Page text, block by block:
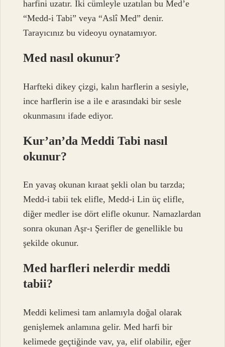
harfini uzatır. İki cümleyle uzatılan bu Med’e
“Medd-i Tabi” veya “Aslî Med” denir.
Tarayıcınız bu videoyu oynatamıyor.
Med nasıl okunur?
Harfteki dikey çizgi, kalın harflerin a sesiyle,
ince harflerin ise a ile e arasındaki bir sesle
okunmasını ifade ediyor.
Kur’an’da Meddi Tabi nasıl
okunur?
En yavaş okunan kıraat şekli olan bu tarzda;
Medd-i tabii tek elifle, Medd-i Lin üç elifle,
diğer medler ise dört elifle okunur. Namazlardan
sonra okunan Aşr-ı Şerifler de genellikle bu
şekilde okunur.
Med harfleri nelerdir meddi
tabii?
Meddi kelimesi tam anlamıyla doğal olarak
genişlemek anlamına gelir. Med harfi bir
kelimede geçtiğinde vav, ya, elif olabilir, eğer